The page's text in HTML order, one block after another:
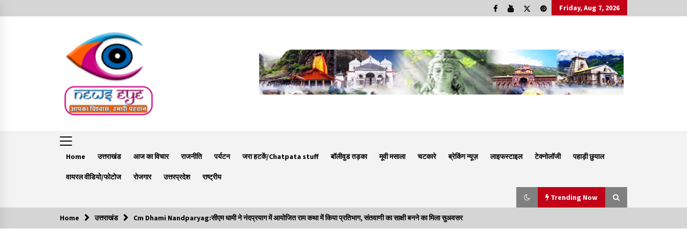
to
Friday, Aug 7, 2026
Home उत्तराखंड आज का विचार राजनीति पर्यटन जरा हटकें/Chatpata stuff बॉलीवुड तड़का मूवी मसाला चटकारे ब्रेकिंग न्यूज़ लाइफस्टाइल टेक्नोलॉजी पहाड़ी छुयाल
वायरल वीडियो/फोटोज रोजगार उत्तरप्रदेश राष्ट्रीय
Trending Now
Trending Now
Home उत्तराखंड Cm Dhami Nandparyag:सीएम धामी ने नंदप्रयाग में आयोजित राम कथा में किया प्रतिभाग, संतवाणी का साक्षी बनने का मिला सुअवसर